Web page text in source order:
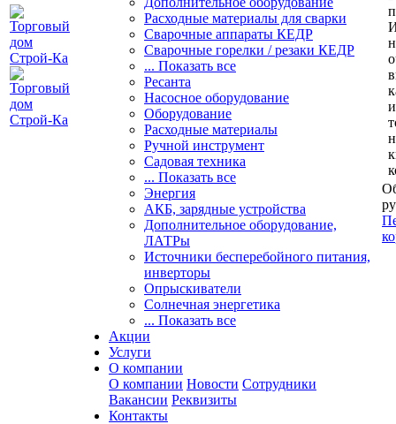
Расходные материалы для сварки
Сварочные аппараты КЕДР
Сварочные горелки / резаки КЕДР
... Показать все
Ресанта
Насосное оборудование
Оборудование
Расходные материалы
Ручной инструмент
Садовая техника
... Показать все
Энергия
АКБ, зарядные устройства
Дополнительное оборудование,
ЛАТРы
Источники бесперебойного питания,
инверторы
Опрыскиватели
Солнечная энергетика
... Показать все
Акции
Услуги
О компании
О компании Новости Сотрудники
Вакансии Реквизиты
Контакты